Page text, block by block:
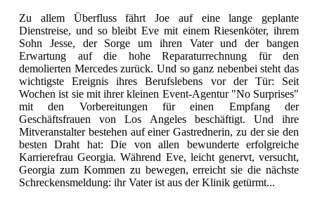
Zu allem Überfluss fährt Joe auf eine lange geplante
Dienstreise, und so bleibt Eve mit einem Riesenköter, ihrem
Sohn Jesse, der Sorge um ihren Vater und der bangen
Erwartung auf die hohe Reparaturrechnung für den
demolierten Mercedes zurück. Und so ganz nebenbei steht das
wichtigste Ereignis ihres Berufslebens vor der Tür: Seit
Wochen ist sie mit ihrer kleinen Event-Agentur "No Surprises"
mit den Vorbereitungen für einen Empfang der
Geschäftsfrauen von Los Angeles beschäftigt. Und ihre
Mitveranstalter bestehen auf einer Gastrednerin, zu der sie den
besten Draht hat: Die von allen bewunderte erfolgreiche
Karrierefrau Georgia. Während Eve, leicht genervt, versucht,
Georgia zum Kommen zu bewegen, erreicht sie die nächste
Schreckensmeldung: ihr Vater ist aus der Klinik getürmt...